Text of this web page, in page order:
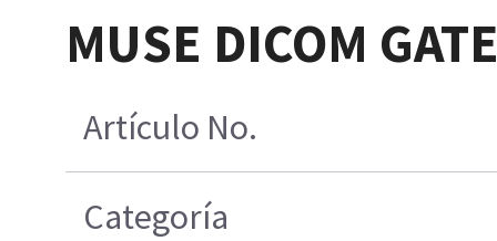
MUSE DICOM
Artículo No.
Categoría